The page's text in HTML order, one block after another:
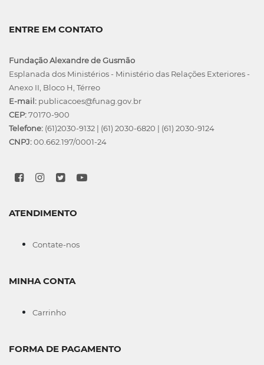
ENTRE EM CONTATO
Fundação Alexandre de Gusmão
Esplanada dos Ministérios - Ministério das Relações Exteriores -
Anexo II, Bloco H, Térreo
E-mail: publicacoes@funag.gov.br
CEP:70170-900
Telefone: (61)2030-9132 | (61) 2030-6820 | (61) 2030-9124
CNPJ:00.662.197/0001-24
ATENDIMENTO
Contate-nos
MINHA CONTA
Carrinho
FORMA DE PAGAMENTO